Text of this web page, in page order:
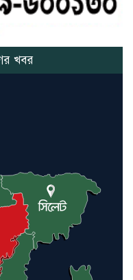
দেশ সংবাদ প্রকাশের
১ মাসের
সিলগালা
দৌলতদিয়াড় ও
ভ্রাম্যমান
হাজার ৫ শত
মুজিব বর্ষ অফিসার্স
২০২১ এর
পুলিশ চুয়াডাঙ্গা
খবর